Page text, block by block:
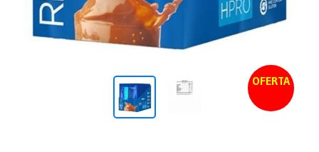
OFERTA